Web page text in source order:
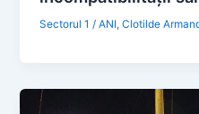
Sectorul 1 /ANI,Clotilde